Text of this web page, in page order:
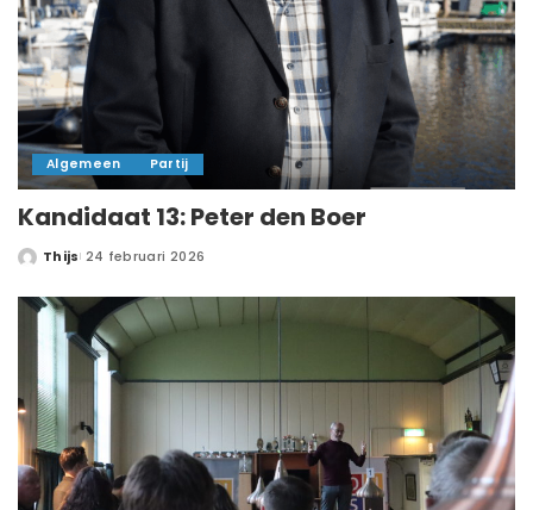
Algemeen Partij
Kandidaat 13: Peter den Boer
Thijs 24 februari 2026